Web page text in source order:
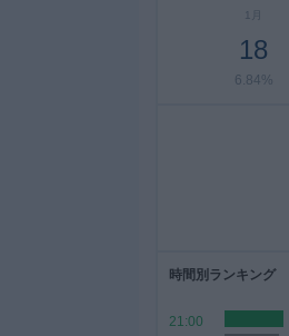
1月
18
6.84%
時間別ランキング
21:00